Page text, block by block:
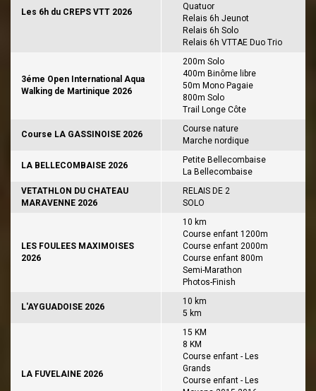
Les 6h du CREPS VTT 2026
Quatuor
Relais 6h Jeunot
Relais 6h Solo
Relais 6h VTTAE Duo Trio
3éme Open International Aqua
Walking de Martinique 2026
200m Solo
400m Binôme libre
50m Mono Pagaie
800m Solo
Trail Longe Côte
Course LA GASSINOISE 2026
Course nature
Marche nordique
LA BELLECOMBAISE 2026
Petite Bellecombaise
La Bellecombaise
VETATHLON DU CHATEAU
MARAVENNE 2026
RELAIS DE 2
SOLO
LES FOULEES MAXIMOISES
2026
10 km
Course enfant 1200m
Course enfant 2000m
Course enfant 800m
Semi-Marathon
Photos-Finish
L'AYGUADOISE 2026
10 km
5 km
LA FUVELAINE 2026
15 KM
8 KM
Course enfant - Les
Grands
Course enfant - Les